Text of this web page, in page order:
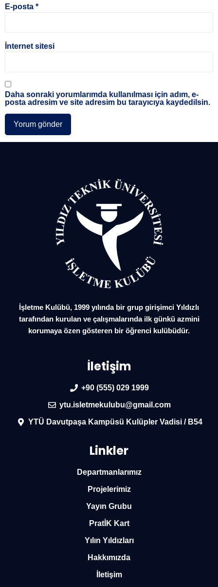
E-posta *
İnternet sitesi
Daha sonraki yorumlarımda kullanılması için adım, e-
posta adresim ve site adresim bu tarayıcıya kaydedilsin.
İşletme Kulübü, 1999 yılında bir grup girişimci Yıldızlı
tarafından kurulan ve çalışmalarında ilk günkü azmini
korumaya özen gösteren bir öğrenci kulübüdür.
İletişim
+90 (555) 029 1999
ytu.isletmekulubu@gmail.com
YTÜ Davutpaşa Kampüsü Kulüpler Vadisi / B54
Linkler
Departmanlarımız
Projelerimiz
Yayın Grubu
PratİK Kart
Yılın Yıldızları
Hakkımızda
İletişim